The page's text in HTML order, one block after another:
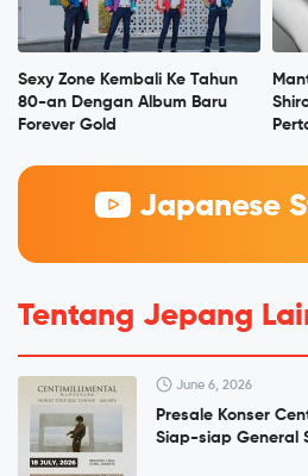
Sexy Zone Kembali Ke Tahun
80-an Dengan Album Baru
Forever Gold
Japanese
Tentang Jepang
June 6, 2026
Presale Konser
Siap-siap General